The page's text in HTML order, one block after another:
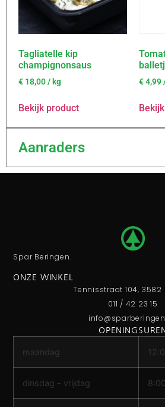
Tagliatelle kip
champignonsaus
€ 18,00/ kg
Bekijk product
€4,99
Aanraders
Spar Beringen.
ONZE WINKEL
Tennisstraat 104, 3582
011 / 42 23 15
OPENINGSUREN
maandag
dinsdag - vrijdag